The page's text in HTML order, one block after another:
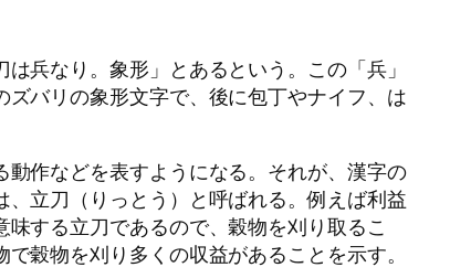
兵なり。象形」とあるという。この「兵」
バリの象形文字で、後に包丁やナイフ、は
動作などを表すようになる。それが、漢字の
立刀（りっとう）と呼ばれる。例えば利益
する立刀であるので、穀物を刈り取るこ
穀物を刈り多くの収益があることを示す。